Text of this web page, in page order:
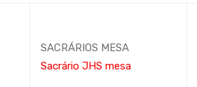
SACRÁRIOS MESA
Sacrário JHS mesa